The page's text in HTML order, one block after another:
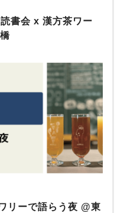
書会 x 漢方茶ワー
リーで語らう夜 @東